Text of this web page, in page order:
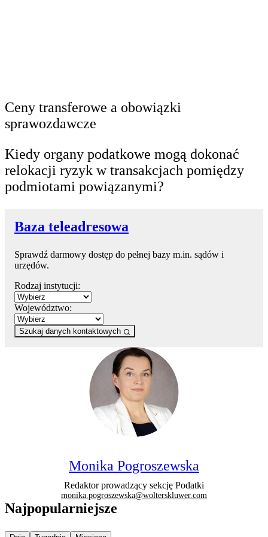
Ceny transferowe a obowiązki
sprawozdawcze
Kiedy organy podatkowe mogą dokonać
relokacji ryzyk w transakcjach pomiędzy
podmiotami powiązanymi?
Baza teleadresowa
Sprawdź darmowy dostęp do pełnej bazy m.in. sądów i
urzędów.
Rodzaj instytucji:
Województwo:
Szukaj danych kontaktowych
Monika Pogroszewska
Redaktor prowadzący sekcję Podatki
monika.pogroszewska@wolterskluwer.com
Najpopularniejsze